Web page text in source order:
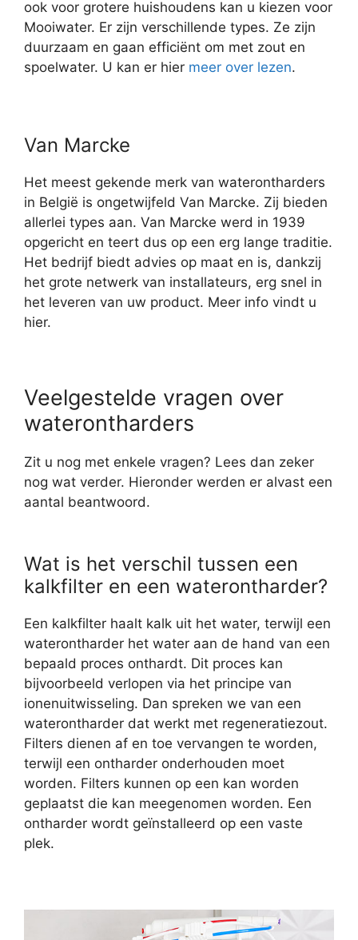
ook voor grotere huishoudens kan u kiezen voor
Mooiwater. Er zijn verschillende types. Ze zijn
duurzaam en gaan efficiënt om met zout en
spoelwater. U kan er hier meer over lezen.
Van Marcke
Het meest gekende merk van waterontharders
in België is ongetwijfeld Van Marcke. Zij bieden
allerlei types aan. Van Marcke werd in 1939
opgericht en teert dus op een erg lange traditie.
Het bedrijf biedt advies op maat en is, dankzij
het grote netwerk van installateurs, erg snel in
het leveren van uw product. Meer info vindt u
hier.
Veelgestelde vragen over
waterontharders
Zit u nog met enkele vragen? Lees dan zeker
nog wat verder. Hieronder werden er alvast een
aantal beantwoord.
Wat is het verschil tussen een
kalkfilter en een waterontharder?
Een kalkfilter haalt kalk uit het water, terwijl een
waterontharder het water aan de hand van een
bepaald proces onthardt. Dit proces kan
bijvoorbeeld verlopen via het principe van
ionenuitwisseling. Dan spreken we van een
waterontharder dat werkt met regeneratiezout.
Filters dienen af en toe vervangen te worden,
terwijl een ontharder onderhouden moet
worden. Filters kunnen op een kan worden
geplaatst die kan meegenomen worden. Een
ontharder wordt geïnstalleerd op een vaste
plek.